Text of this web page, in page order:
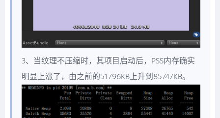
3、当纹理不压缩时，其项目启动后，PSS内存确实
明显上涨了，由之前的51796KB上升到85747KB。